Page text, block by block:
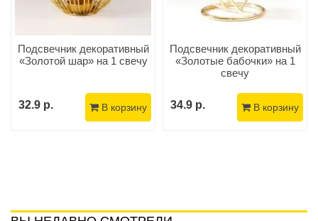
Подсвечник декоративный
«Золотой шар» на 1 свечу
32.9 р. В корзину
Подсвечник декоративный
«Золотые бабочки» на 1
свечу
34.9 р. В корзину